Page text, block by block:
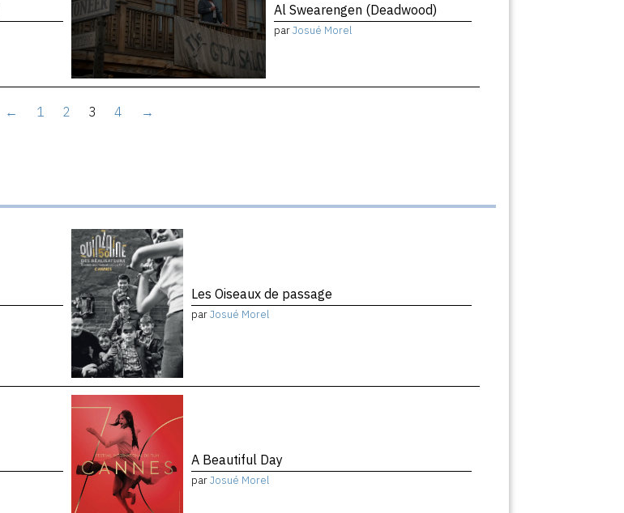
Al Swearengen (Deadwood)
parJosué Morel
← 1 2 3 4 →
Les Oiseaux de passage
parJosué Morel
A Beautiful Day
parJosué Morel